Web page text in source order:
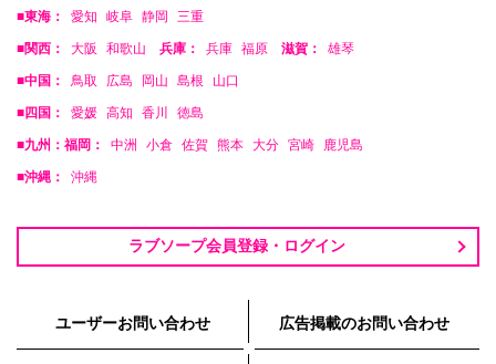
■東海： 愛知 岐阜 静岡 三重
■関西： 大阪 和歌山 兵庫： 兵庫 福原 滋賀： 雄琴
■中国： 鳥取 広島 岡山 島根 山口
■四国： 愛媛 高知 香川 徳島
■九州：福岡： 中洲 小倉 佐賀 熊本 大分 宮崎 鹿児島
■沖縄： 沖縄
ラブソープ会員登録・ログイン
ユーザーお問い合わせ 広告掲載のお問い合わせ